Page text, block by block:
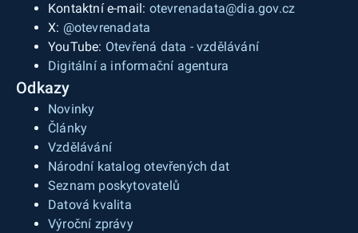
Kontaktní e-mail: otevrenadata@dia.gov.cz
X: @otevrenadata
YouTube: Otevřená data - vzdělávání
Digitální a informační agentura
Odkazy
Novinky
Články
Vzdělávání
Národní katalog otevřených dat
Seznam poskytovatelů
Datová kvalita
Výroční zprávy